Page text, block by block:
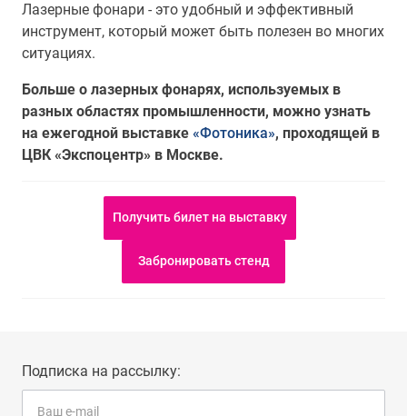
Лазерные фонари - это удобный и эффективный
инструмент, который может быть полезен во многих
ситуациях.
Больше о лазерных фонарях, используемых в
разных областях промышленности, можно узнать
на ежегодной выставке «Фотоника», проходящей в
ЦВК «Экспоцентр» в Москве.
Получить билет на выставку
Забронировать стенд
Подписка на рассылку: